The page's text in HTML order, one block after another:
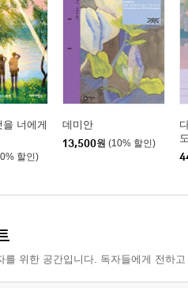
국입니다
입장 발표 2024년 12월 16일
것입니다
한 불쏘시개
글 2024년 12월 27일
퇴기: 2019년 서초동에서 2024년
너에게
할인)
데미안
13,500원 (10% 할인)
를 위한 공간입니다. 독자들에게 전하